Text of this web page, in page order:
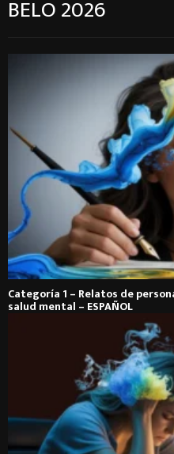
BELO 2026
Categoría 1 – Relatos de
salud mental – ESPAÑOL